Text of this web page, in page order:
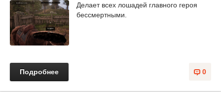
Делает всех лошадей главного героя
бессмертными.
0
Подробнее